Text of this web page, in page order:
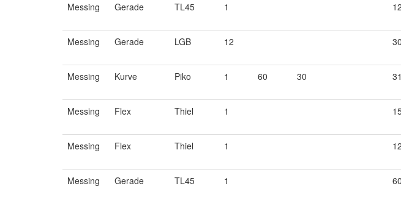
Messing Gerade TL45 1
Messing Gerade LGB 12 30
Messing
Kurve Piko 1 60 30 31
Messing Flex Thiel 1
Messing Flex Thiel 1
Messing Gerade TL45 1 60